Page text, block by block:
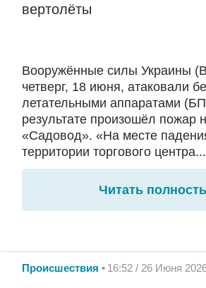
вертолёты
Вооружённые силы Украины
четверг, 18 июня, атаковали
летательными аппаратами
результате произошёл пожар
«Садовод». «На месте
территории торгового центра...
Читать
Происшествия 16:52 / 26 Июня